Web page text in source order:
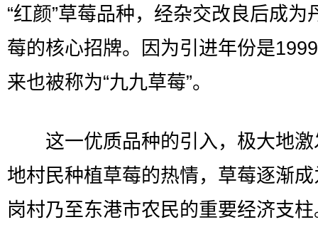
“红颜”草莓品种，经杂交改良后成为
莓的核心招牌。因为引进年份是
来也被称为“九九草莓”。
这一优质品种的引入，极大地激
地村民种植草莓的热情，草莓逐渐
岗村乃至东港市农民的重要经济支柱